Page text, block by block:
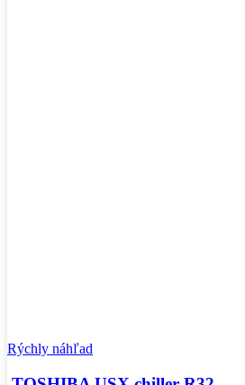
Rýchly náhľad